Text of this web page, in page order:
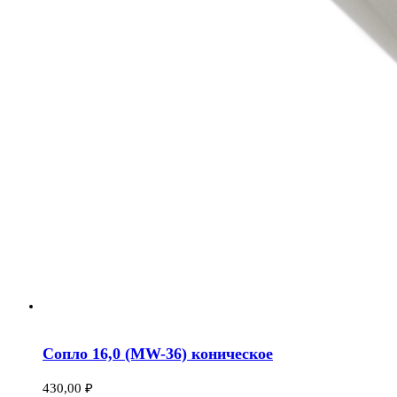
Сопло 16,0 (МW-36) коническое
430,00 ₽